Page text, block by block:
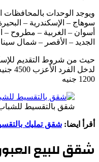
ويوجد الوحدات بالمحافظات
سوهاج – الإسكندرية –
أسوان – الغربية – مطروح
الجديد – الأقصر – شمال
حيث من شروط التقديم
1200 جنيه
شقق بالتقسيط
أقرأ ايضا: شقق تمليك
شقق للبيع